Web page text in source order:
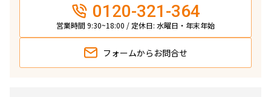
0120-321-364
営業時間 9:30~18:00 / 定休日: 水曜日・年末年始
フォームから お問合せ